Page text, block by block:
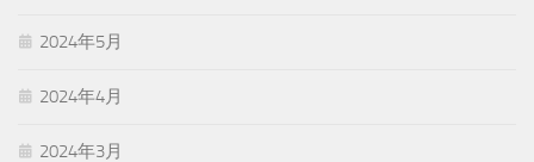
2024年5月
2024年4月
2024年3月